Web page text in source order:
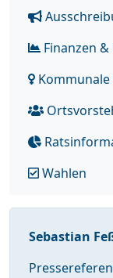
Finanzen
Wahlen
Sebastian